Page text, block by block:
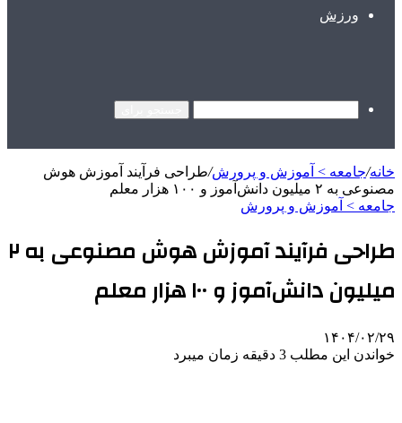
ورزش
خانه/جامعه > آموزش و پرورش/طراحی فرآیند آموزش هوش
مصنوعی به ۲ میلیون دانش‌آموز و ۱۰۰ هزار معلم
جامعه > آموزش و پرورش
طراحی فرآیند آموزش هوش مصنوعی به ۲
میلیون دانش‌آموز و ۱۰۰ هزار معلم
۱۴۰۴/۰۲/۲۹
خواندن این مطلب 3 دقیقه زمان میبرد